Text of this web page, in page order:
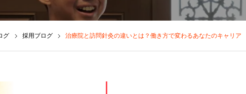
グ 採用ブログ 治療院と訪問針灸の違いとは？働き方で変わるあなたのキャリア